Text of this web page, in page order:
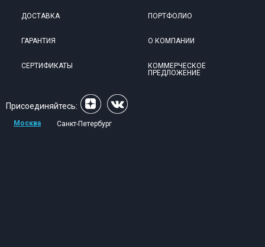
ДОСТАВКА
ГАРАНТИЯ
СЕРТИФИКАТЫ
ПОРТФОЛИО
О КОМПАНИИ
КОММЕРЧЕСКОЕ
ПРЕДЛОЖЕНИЕ
Присоединяйтесь:
Москва Санкт-Петербург